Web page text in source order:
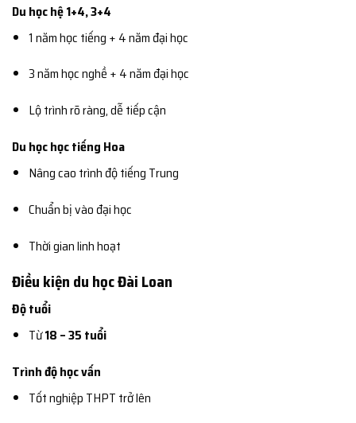
Du học hệ 1+4, 3+4
1 năm học tiếng + 4 năm đại học
3 năm học nghề + 4 năm đại học
Lộ trình rõ ràng, dễ tiếp cận
Du học học tiếng Hoa
Nâng cao trình độ tiếng Trung
Chuẩn bị vào đại học
Thời gian linh hoạt
Điều kiện du học Đài Loan
Độ tuổi
Từ18 – 35 tuổi
Trình độ học vấn
Tốt nghiệp THPT trở lên